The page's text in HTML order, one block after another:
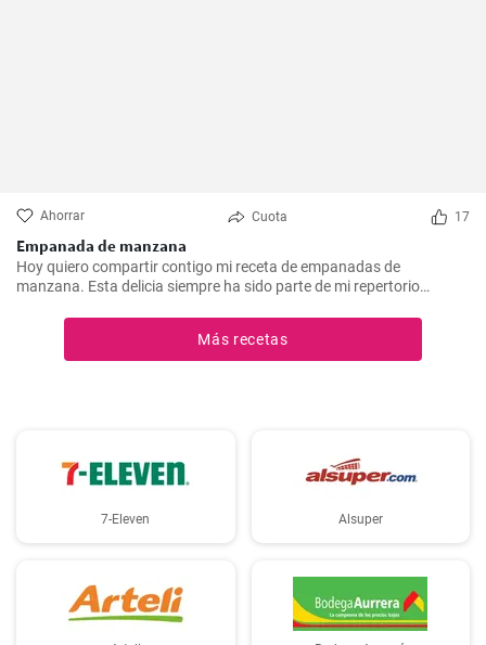
Ahorrar Cuota 17
Empanada de manzana
Hoy quiero compartir contigo mi receta de empanadas de
manzana. Esta delicia siempre ha sido parte de mi repertorio
paladar y demostrar que no sólo las empanadas saladas pueden
hacerte feliz. Es un postre que nunca falla en las reuniones
familiares y siempre impresiona a los invitados. Espero que la
Más recetas
7-Eleven Alsuper